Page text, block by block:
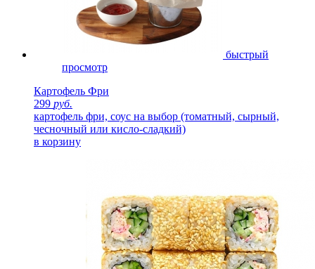
быстрый
просмотр
Картофель Фри
299 руб.
картофель фри, соус на выбор (томатный, сырный,
чесночный или кисло-сладкий)
в корзину